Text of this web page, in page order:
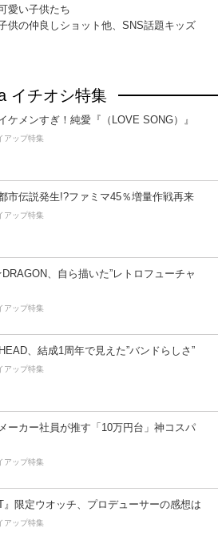
愛い子供たち
供の仲良しショット他、SNS話題キッズ
イチオシ特集
ケメンすぎ！純愛『（LOVE SONG）』
アップ特集
市伝説発生!?ファミマ45％増量作戦再来
アップ特集
、自ら描いた”レトロフューチャ
アップ特集
、結成1周年で見えた”バンドらしさ”
アップ特集
ーカー社員が推す「10万円台」神コスパ
アップ特集
』限定ウオッチ、プロデューサーの感想は
アップ特集